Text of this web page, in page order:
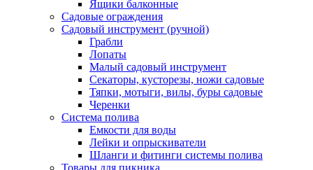
Ящики балконные
Садовые ограждения
Садовый инструмент (ручной)
Грабли
Лопаты
Малый садовый инструмент
Секаторы, кусторезы, ножи садовые
Тяпки, мотыги, вилы, буры садовые
Черенки
Система полива
Емкости для воды
Лейки и опрыскиватели
Шланги и фитинги системы полива
Товары для пикника